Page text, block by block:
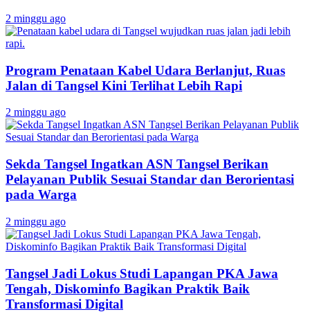
2 minggu ago
Program Penataan Kabel Udara Berlanjut, Ruas
Jalan di Tangsel Kini Terlihat Lebih Rapi
2 minggu ago
Sekda Tangsel Ingatkan ASN Tangsel Berikan
Pelayanan Publik Sesuai Standar dan Berorientasi
pada Warga
2 minggu ago
Tangsel Jadi Lokus Studi Lapangan PKA Jawa
Tengah, Diskominfo Bagikan Praktik Baik
Transformasi Digital